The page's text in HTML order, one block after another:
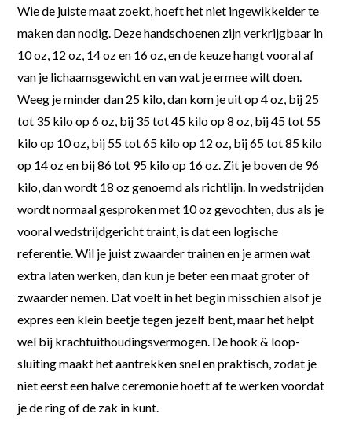
Wie de juiste maat zoekt, hoeft het niet ingewikkelder te
maken dan nodig. Deze handschoenen zijn verkrijgbaar in
10 oz, 12 oz, 14 oz en 16 oz, en de keuze hangt vooral af
van je lichaamsgewicht en van wat je ermee wilt doen.
Weeg je minder dan 25 kilo, dan kom je uit op 4 oz, bij 25
tot 35 kilo op 6 oz, bij 35 tot 45 kilo op 8 oz, bij 45 tot 55
kilo op 10 oz, bij 55 tot 65 kilo op 12 oz, bij 65 tot 85 kilo
op 14 oz en bij 86 tot 95 kilo op 16 oz. Zit je boven de 96
kilo, dan wordt 18 oz genoemd als richtlijn. In wedstrijden
wordt normaal gesproken met 10 oz gevochten, dus als je
vooral wedstrijdgericht traint, is dat een logische
referentie. Wil je juist zwaarder trainen en je armen wat
extra laten werken, dan kun je beter een maat groter of
zwaarder nemen. Dat voelt in het begin misschien alsof je
expres een klein beetje tegen jezelf bent, maar het helpt
wel bij krachtuithoudingsvermogen. De hook & loop-
sluiting maakt het aantrekken snel en praktisch, zodat je
niet eerst een halve ceremonie hoeft af te werken voordat
je de ring of de zak in kunt.